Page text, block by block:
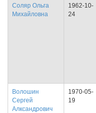
Соляр Ольга
Михайловна
1962-10-
24
Волошин
Сергей
Алксандрович
1970-05-
19